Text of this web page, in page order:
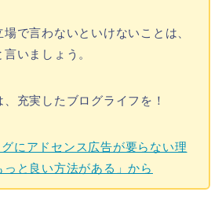
場で言わないといけないことは、
言いましょう。
、充実したブログライフを！
にアドセンス広告が要らない理
っと良い方法がある」から